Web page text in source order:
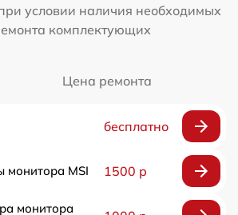
условии наличия необходимых
комплектующих
Цена ремонта
бесплатно
монитора MSI 1500 р
монитора